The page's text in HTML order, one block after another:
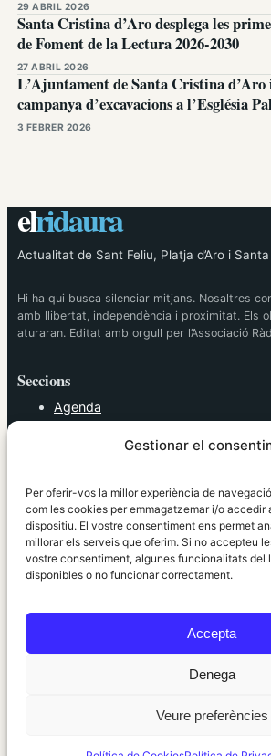
Gestionar el
Per oferir-vos la millor experiència de
com les cookies per emmagatzemar i/o accedir
dispositiu. El vostre consentiment ens permet
millorar els serveis que oferim. Si no accepteu
vostre consentiment, algunes funcionalitats del
disponibles o no funcionar correctament.
Accepta
Denega
Veure preferències
29 ABRIL 2026
Santa Cristina d’Aro desplega les
de Foment de la Lectura 2026-2030
27 ABRIL 2026
L’Ajuntament de Santa Cristina d’Aro
campanya d’excavacions a l’Església
3 FEBRER 2026
elridaura
Actualitat de Sant Feliu, Platja d’Aro i
Hi ha qui busca silenciar mitjans. Nosaltres
amb llibertat, independència i proximitat. Els
aturaran. Editat amb orgull per l’Associació
Seccions
Agenda
Política
Societat
Tendències
elRidaura.com